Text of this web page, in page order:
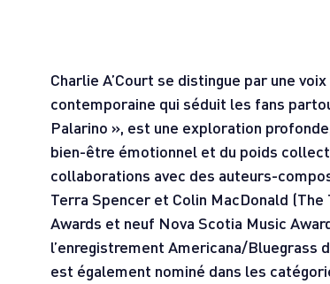
Charlie A’Court se distingue par une
contemporaine qui séduit les fans
Palarino », est une exploration
bien-être émotionnel et du poids
collaborations avec des auteurs-
Terra Spencer et Colin MacDonald
Awards et neuf Nova Scotia Music
l’enregistrement Americana/Bluegrass
est également nominé dans les